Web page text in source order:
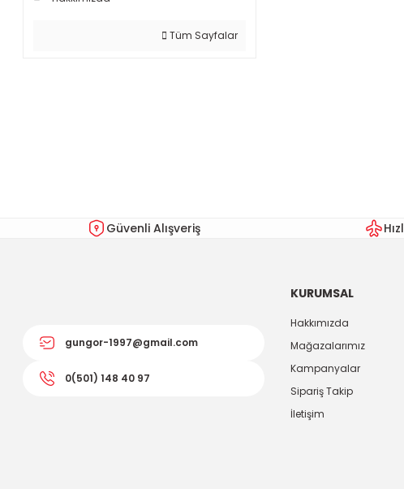
Tüm Sayfalar
Güvenli Alışveriş
gungor-1997@gmail.com
0(501) 148 40 97
KURUMSAL
Hakkımızda
Mağazalarımız
Kampanyalar
Sipariş Takip
İletişim